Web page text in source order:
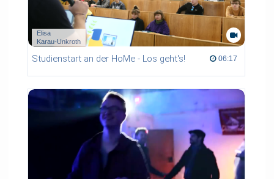
Elisa
Karau-Unkroth
Studienstart an der HoMe - Los geht's! 06:17
06:17 duration